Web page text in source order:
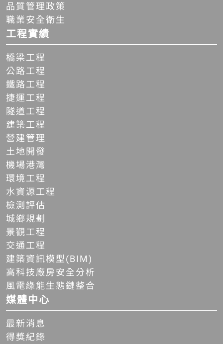
品質管理政策
職業安全衛生
工程實績
橋梁工程
公路工程
鐵路工程
捷運工程
隧道工程
建築工程
營建管理
土地開發
機場港灣
環境工程
水資源工程
檢測評估
城鄉規劃
景觀工程
交通工程
建築資訊模型(BIM)
高科技廠房安全分析
風電綠能生態鏈整合
媒體中心
最新消息
得獎紀錄